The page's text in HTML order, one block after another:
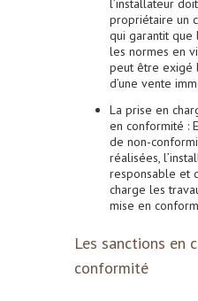
l’installateur
propriétaire un
qui garantit que
les normes en
peut être exigé
d’une vente
La prise en
en conformité :
de non-
réalisées,
responsable et
charge les
mise en
Les sanctions en
conformité